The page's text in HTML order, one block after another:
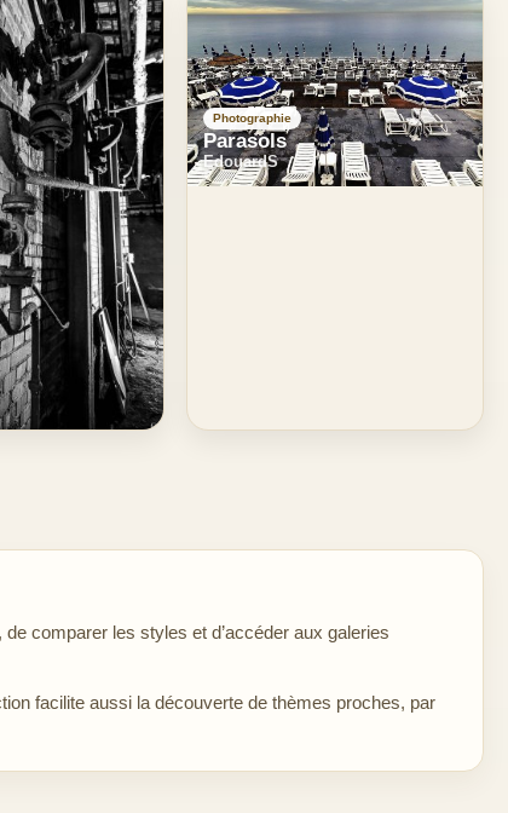
Photographie
Parasols
EdouardS
comparer les styles et d’accéder aux galeries
facilite aussi la découverte de thèmes proches, par